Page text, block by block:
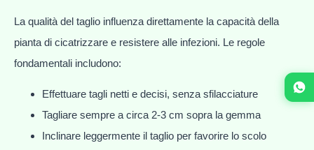
La qualità del taglio influenza direttamente la capacità della
pianta di cicatrizzare e resistere alle infezioni. Le regole
fondamentali includono:
Effettuare tagli netti e decisi, senza sfilacciature
Tagliare sempre a circa 2-3 cm sopra la gemma
Inclinare leggermente il taglio per favorire lo scolo